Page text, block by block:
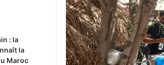
: la
la
Maroc